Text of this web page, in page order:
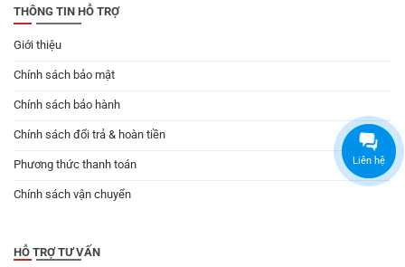
THÔNG TIN HỖ TRỢ
Giới thiệu
Chính sách bảo mật
Chính sách bảo hành
Chính sách đổi trả & hoàn tiền
Phương thức thanh toán
Chính sách vận chuyển
HỖ TRỢ TƯ VẤN
Liên hệ